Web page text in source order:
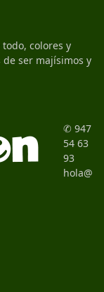
colores y
ser majísimos y
✆ 947
54 63
93
hola@